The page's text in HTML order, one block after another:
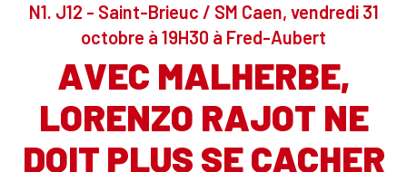
N1. J12 - Saint-Brieuc / SM Caen, vendredi 31
octobre à 19H30 à Fred-Aubert
AVEC MALHERBE,
LORENZO RAJOT NE
DOIT PLUS SE CACHER